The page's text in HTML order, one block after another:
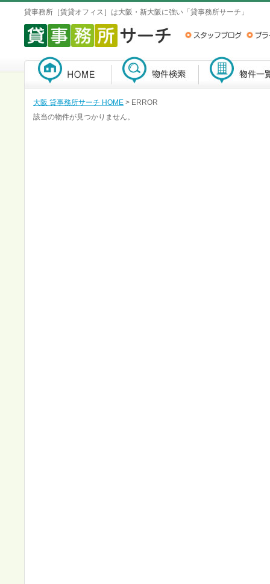
貸事務所［賃貸オフィス］は大阪・新大阪に強い「貸事務所サーチ」
大阪 貸事務所サーチ HOME > ERROR
該当の物件が見つかりません。